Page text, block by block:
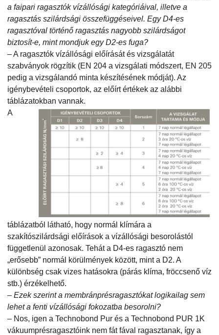
a faipari ragasztók vízállósági kategóriáival, illetve a
ragasztás szilárdsági összefüggéseivel. Egy D4-es
ragasztóval történő ragasztás nagyobb szilárdságot
biztosít-e, mint mondjuk egy D2-es fuga?
– A ragasztók vízállósági előírását és vizsgálatát
szabványok rögzítik (EN 204 a vizsgálati módszert, EN 205
pedig a vizsgálandó minta készítésének módját). Az
igénybevételi csoportok, az előírt értékek az alábbi
táblázatokban vannak.
A
táblázatból látható, hogy normál klímára a
szakítószilárdsági előírások a vízállósági besorolástól
függetlenül azonosak. Tehát a D4-es ragasztó nem
„erősebb” normál körülmények között, mint a D2. A
különbség csak vizes hatásokra (párás klíma, fröccsenő víz
stb.) érzékelhető.
– Ezek szerint a membránprésragasztókat logikailag sem
lehet a fenti vízállósági fokozatba besorolni?
– Nos, igen a Technobond Pur és a Technobond PUR 1K
vákuumprésragasztóink nem fát fával ragasztanak, így a